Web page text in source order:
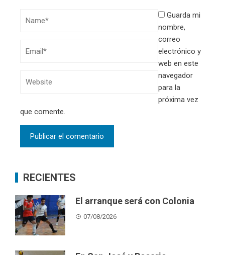
Guarda mi
nombre,
correo
electrónico y
web en este
navegador
para la
próxima vez
que comente.
RECIENTES
El arranque será con Colonia
07/08/2026